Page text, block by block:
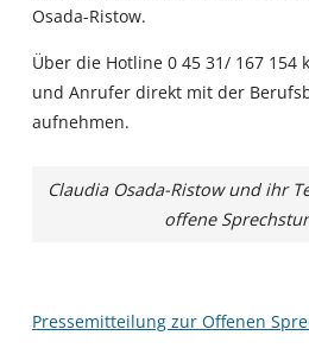
Osada-Ristow.
Über die Hotline 0 45 31/ 167
und Anrufer direkt mit der
aufnehmen.
Claudia Osada-Ristow und ihr
offene
Pressemitteilung zur Offenen